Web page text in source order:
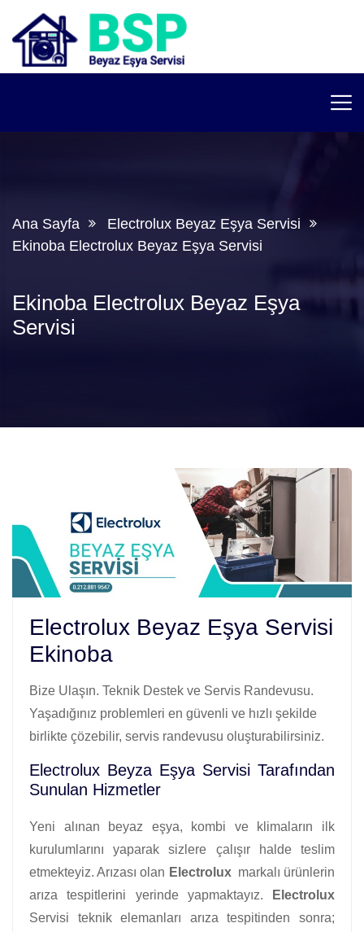
Ana Sayfa
Electrolux Beyaz Eşya Servisi
Ekinoba Electrolux Beyaz Eşya Servisi
Ekinoba Electrolux Beyaz Eşya
Servisi
Electrolux Beyaz Eşya Servisi
Ekinoba
Bize Ulaşın. Teknik Destek ve Servis Randevusu.
Yaşadığınız problemleri en güvenli ve hızlı şekilde
birlikte çözebilir, servis randevusu oluşturabilirsiniz.
Electrolux Beyza Eşya Servisi Tarafından
Sunulan Hizmetler
Yeni alınan beyaz eşya, kombi ve klimaların ilk
kurulumlarını yaparak sizlere çalışır halde teslim
etmekteyiz. Arızası olan Electroluxmarkalı ürünlerin
arıza tespitlerini yerinde yapmaktayız.
Electrolux
Servisi teknik elemanları arıza tespitinden sonra;